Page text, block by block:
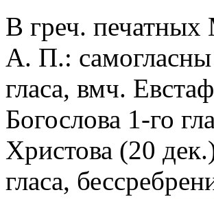
В греч.
А. П.: самогласны
гласа, вмч.
Богослова 1-го
Христова (20
гласа,